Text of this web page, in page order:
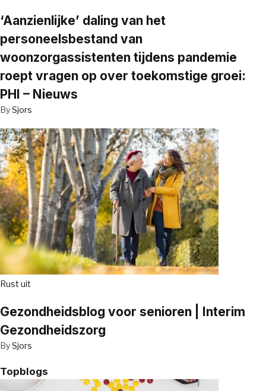
‘Aanzienlijke’ daling van het
personeelsbestand van
woonzorgassistenten tijdens pandemie
roept vragen op over toekomstige groei:
PHI – Nieuws
BySjors
Rust uit
Gezondheidsblog voor senioren | Interim
Gezondheidszorg
BySjors
Topblogs